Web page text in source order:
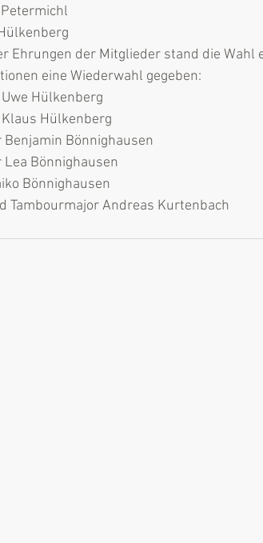
Ehrungen der Mitglieder stand die Wahl
eine Wiederwahl gegeben:
Hülkenberg
Hülkenberg
Bönnighausen
Bönnighausen
Bönnighausen
Tambourmajor Andreas Kurtenbach